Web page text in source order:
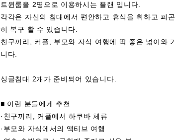
트윈룸을 2명으로 이용하시는 플랜 입니다.
각각은 자신의 침대에서 편안하고 휴식을 취하고 피
히 복구 할 수 있습니다.
친구끼리, 커플, 부모와 자식 여행에 딱 좋은 넓이와
니다.
싱글침대 2개가 준비되어 있습니다.
■ 이런 분들에게 추천
·친구끼리, 커플에서 하쿠바 체류
·부모와 자식에서의 액티브 여행